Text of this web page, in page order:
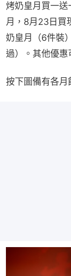
烤奶皇月買一送
月，8月23日買
奶皇月（6件裝
過）。其他優惠
按下圖備有各月